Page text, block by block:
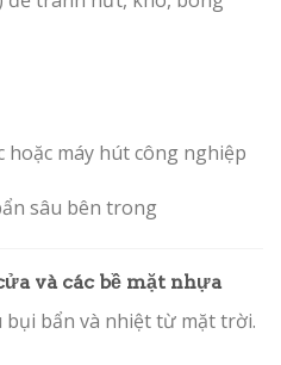
máy hút công nghiệp
sâu bên trong
và các bề mặt nhựa
bẩn và nhiệt từ mặt trời.